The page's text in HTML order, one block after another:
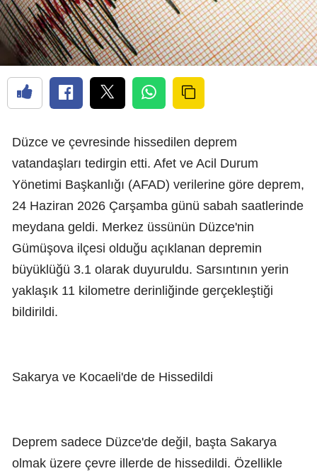
Düzce ve çevresinde hissedilen deprem
vatandaşları tedirgin etti. Afet ve Acil Durum
Yönetimi Başkanlığı (AFAD) verilerine göre deprem,
24 Haziran 2026 Çarşamba günü sabah saatlerinde
meydana geldi. Merkez üssünün Düzce'nin
Gümüşova ilçesi olduğu açıklanan depremin
büyüklüğü 3.1 olarak duyuruldu. Sarsıntının yerin
yaklaşık 11 kilometre derinliğinde gerçekleştiği
bildirildi.
Sakarya ve Kocaeli'de de Hissedildi
Deprem sadece Düzce'de değil, başta Sakarya
olmak üzere çevre illerde de hissedildi. Özellikle